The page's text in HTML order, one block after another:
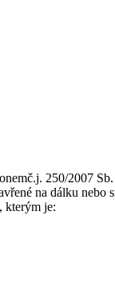
250/2007
na dálku nebo
kterým je: